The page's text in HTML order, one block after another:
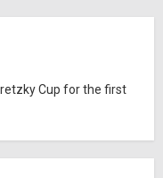
Cup for the first